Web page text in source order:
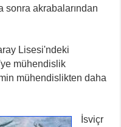
sonra akrabalarından
Lisesi'ndeki
mühendislik
mühendislikten daha
İsviçr